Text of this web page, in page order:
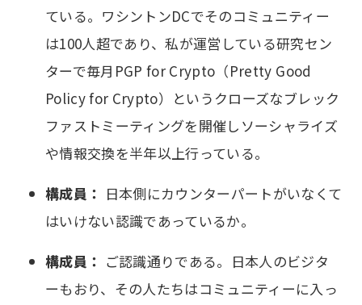
ている。ワシントンDCでそのコミュニティー
は100人超であり、私が運営している研究セン
ターで毎月PGP for Crypto（Pretty Good
Policy for Crypto）というクローズなブレック
ファストミーティングを開催しソーシャライズ
や情報交換を半年以上行っている。
構成員： 日本側にカウンターパートがいなくて
はいけない認識であっているか。
構成員： ご認識通りである。日本人のビジタ
ーもおり、その人たちはコミュニティーに入っ